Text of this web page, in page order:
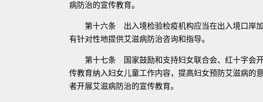
病防治的宣传教育。
第十六条 出入境检验检疫机构应当在出入境口岸加
有针对性地提供艾滋病防治咨询和指导。
第十七条 国家鼓励和支持妇女联合会、红十字会开
传教育纳入妇女儿童工作内容，提高妇女预防艾滋病的
者开展艾滋病防治的宣传教育。